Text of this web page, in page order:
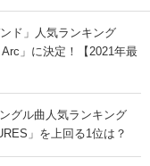
ド」人気ランキング
」に決定！【2021年最
グル曲人気ランキング
」を上回る1位は？